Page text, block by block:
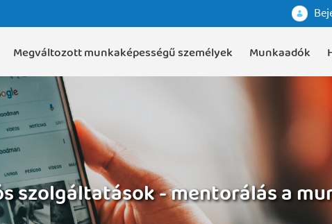
Megváltozott munkaképességű személyek Munkaadók
szolgáltatások - mentorálás a